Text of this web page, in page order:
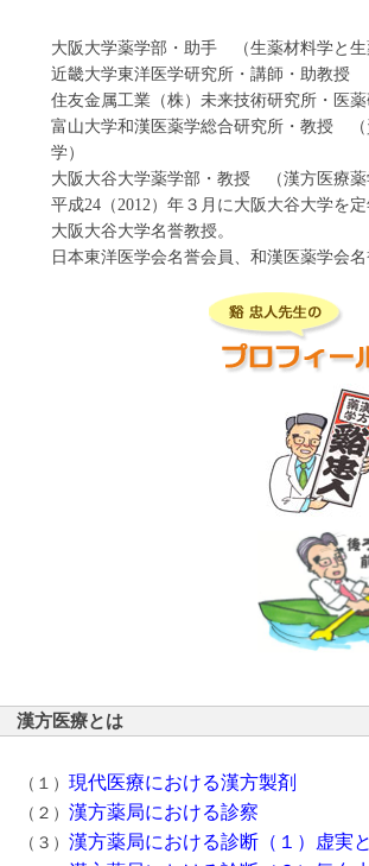
大阪大学薬学部・助手 （生薬材料学と生
近畿大学東洋医学研究所・講師・助教授
住友金属工業（株）未来技術研究所・医
富山大学和漢医薬学総合研究所・教授 （
学）
大阪大谷大学薬学部・教授 （漢方医療薬
平成24（2012）年３月に大阪大谷大学を定
大阪大谷大学名誉教授。
日本東洋医学会名誉会員、和漢医薬学会名
漢方医療とは
（１） 現代医療における漢方製剤
（２） 漢方薬局における診察
（３） 漢方薬局における診断（１）虚実